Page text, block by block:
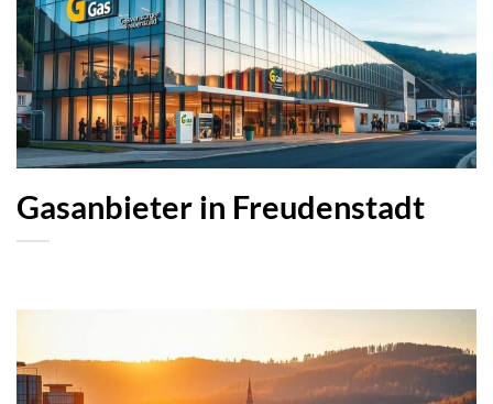
Gasanbieter in Freudenstadt